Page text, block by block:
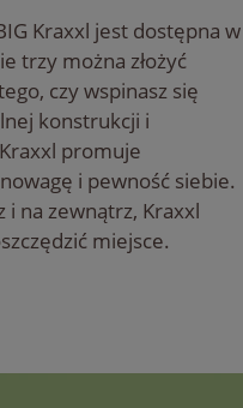
Kraxxl jest dostępna w
trzy można złożyć
czy wspinasz się
konstrukcji i
promuje
i pewność siebie.
na zewnątrz, Kraxxl
miejsce.